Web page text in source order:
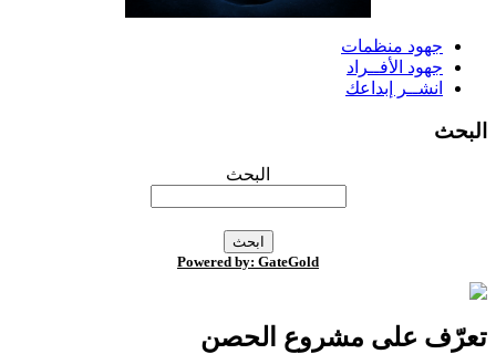
جهود منظمات
جهود الأفــراد
انشــر إبداعك
البحث
Powered by: GateGold
على مشروع الحصن